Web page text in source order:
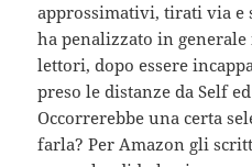
approssimativi, tirati via e
ha penalizzato in
lettori, dopo essere
preso le distanze da Self
Occorrerebbe una certa
farla? Per Amazon gli